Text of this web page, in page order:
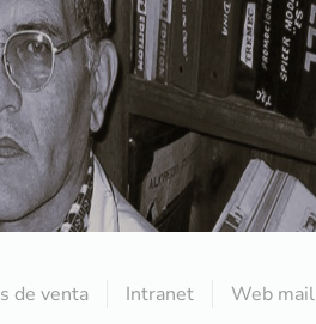
de venta Intranet Web mail